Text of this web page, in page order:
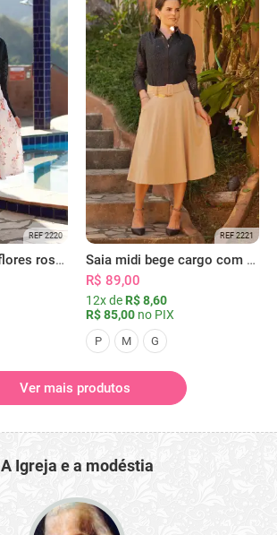
REF 2220
Saia midi branca flores rosas com bolsos
REF 2221
Saia midi bege cargo com bolsos
R$ 89,00
12x de R$ 8,60
R$ 85,00 no PIX
P M G
Ver mais produtos
A Igreja e a modéstia